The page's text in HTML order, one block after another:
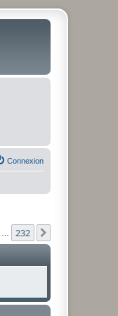
Connexion
232